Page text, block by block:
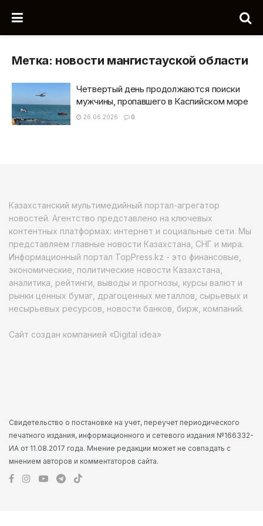
Метка: новости мангистауской области
Четвертый день продолжаются поиски
мужчины, пропавшего в Каспийском море
26.06.2026 0
Казахстанский мультимедийный портал-агрегатор
новостей. Агентство представлено на ключевых
контентных платформах: интернет и социальные сети. Мы
представляем главные новости Казахстана, СНГ и мира.
Информационный портал TopPress.kz - это финансовые,
экономические, политические новости Казахстана,
аналитика, рейтинги, выводы и прогнозы, курсы валют и
рынки ценных бумаг, драгоценных металлов, сырьевых и
несырьевых ресурсов, новости банков, бирж, компаний.
Сайт создан компанией «Digital idea»
Свидетельство о постановке на учет, переучет периодического
печатного издания, информационного и сетевого издания №166332-
ИА от 11.08.2017 года. Мнение редакции может не совпадать с
мнением авторов и комментаторов сайта.